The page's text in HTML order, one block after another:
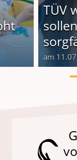
TÜV
am